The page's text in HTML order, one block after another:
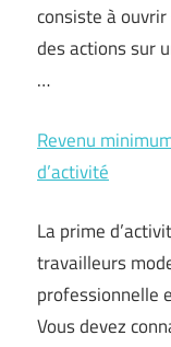
consiste à
des actions sur
…
Revenu
d’activité
La prime
travailleurs
professionnelle
Vous devez